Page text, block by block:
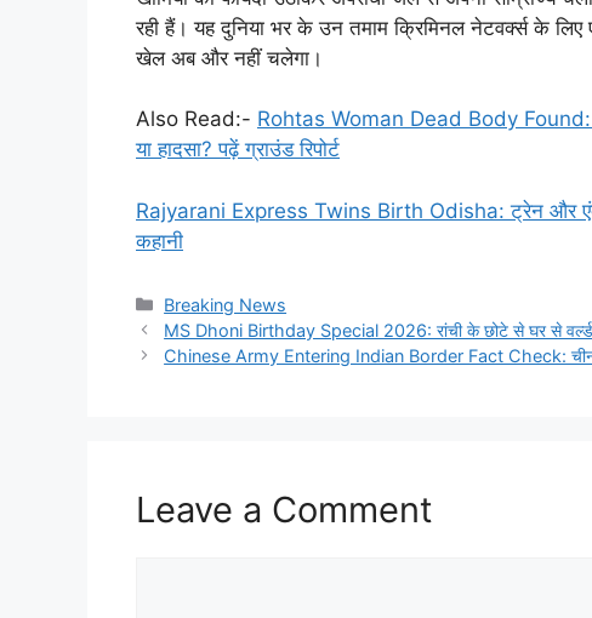
रही हैं। यह दुनिया भर के उन तमाम क्रिमिनल नेटवर्क्स के
खेल अब और नहीं चलेगा।
Also Read:- Rohtas Woman Dead Body Found:
या हादसा? पढ़ें ग्राउंड रिपोर्ट
Rajyarani Express Twins Birth Odisha: ट्रेन और
कहानी
Categories
Breaking News
MS Dhoni Birthday Special 2026: रांची के छोटे से घर से
Chinese Army Entering Indian Border Fact Check: चीन
Leave a Comment